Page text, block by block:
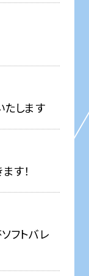
します
す！
フトバレ